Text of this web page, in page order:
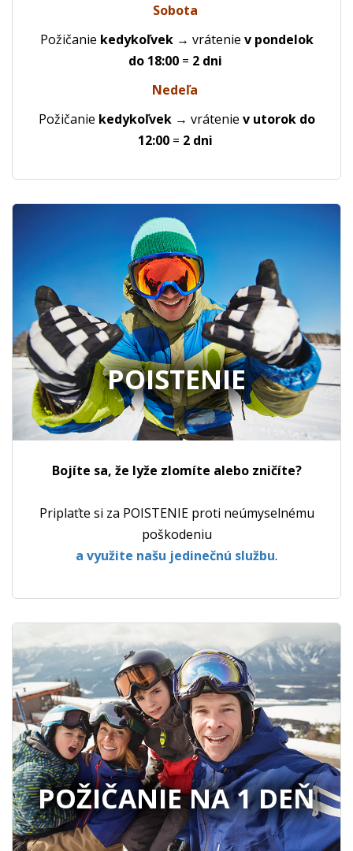
Sobota
Požičanie kedykoľvek→ vrátenie v pondelok
do 18:00= 2 dni
Nedeľa
Požičanie kedykoľvek→ vrátenie v utorok do
12:00= 2 dni
POISTENIE
Bojíte sa, že lyže zlomíte alebo zničíte?
Priplaťte si za POISTENIE proti neúmyselnému
poškodeniu
a využite našu jedinečnú službu.
POŽIČANIE NA 1 DEŇ